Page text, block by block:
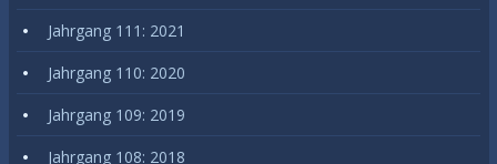
Jahrgang 111: 2021
Jahrgang 110: 2020
Jahrgang 109: 2019
Jahrgang 108: 2018